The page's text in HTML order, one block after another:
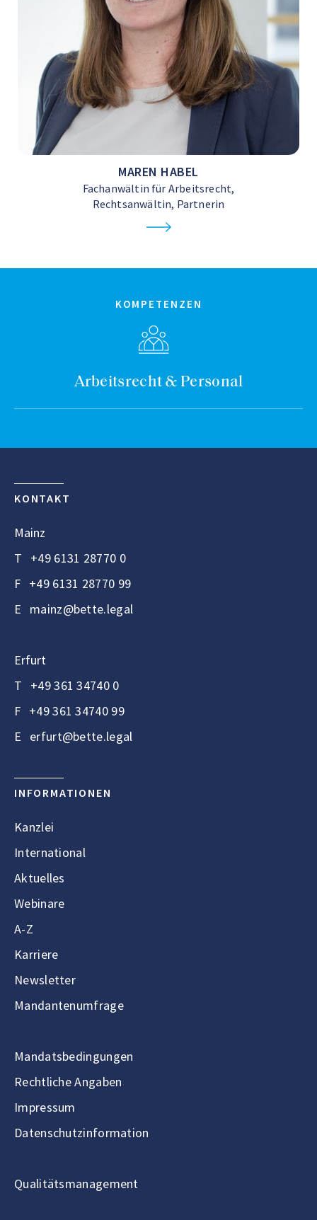
MAREN HABEL
Fachanwältin für Arbeitsrecht,
Rechtsanwältin, Partnerin
KOMPETENZEN
Arbeitsrecht & Personal
KONTAKT
Mainz
T +49 6131 28770 0
F +49 6131 28770 99
E mainz@bette.legal
Erfurt
T +49 361 34740 0
F +49 361 34740 99
E erfurt@bette.legal
INFORMATIONEN
Kanzlei
International
Aktuelles
Webinare
A-Z
Karriere
Newsletter
Mandantenumfrage
Mandatsbedingungen
Rechtliche Angaben
Impressum
Datenschutzinformation
Qualitätsmanagement